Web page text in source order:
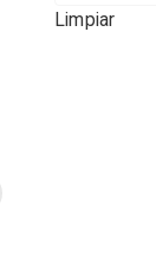
Limpiar